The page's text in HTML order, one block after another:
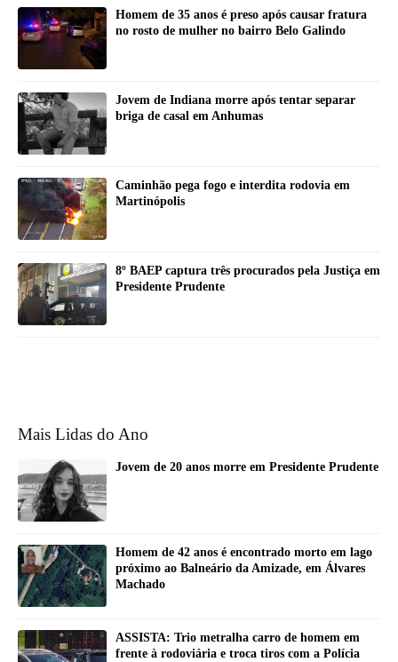
Homem de 35 anos é preso após causar fratura
no rosto de mulher no bairro Belo Galindo
Jovem de Indiana morre após tentar separar
briga de casal em Anhumas
Caminhão pega fogo e interdita rodovia em
Martinópolis
8º BAEP captura três procurados pela Justiça em
Presidente Prudente
Mais Lidas do Ano
Jovem de 20 anos morre em Presidente Prudente
Homem de 42 anos é encontrado morto em lago
próximo ao Balneário da Amizade, em Álvares
Machado
ASSISTA: Trio metralha carro de homem em
frente à rodoviária e troca tiros com a Polícia